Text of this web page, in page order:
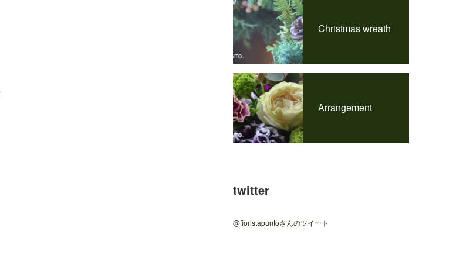
Christmas wreath
Arrangement
twitter
@fioristapuntoさんのツイート